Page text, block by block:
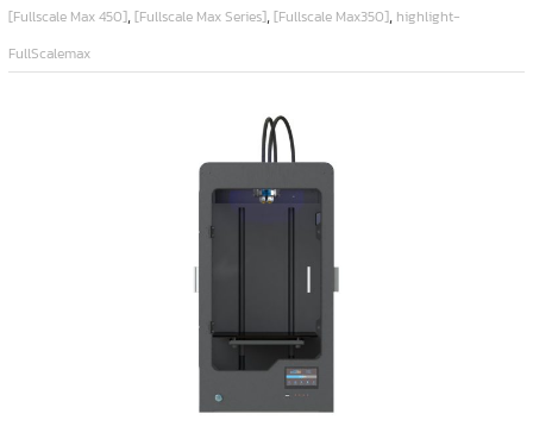
[Fullscale Max 450],[Fullscale Max Series],[Fullscale Max350], highlight-
FullScalemax